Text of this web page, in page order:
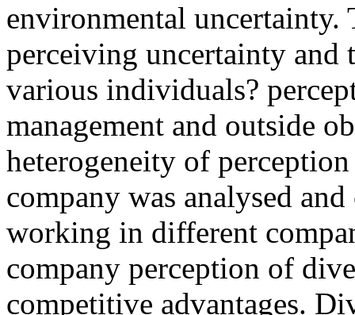
environmental
perceiving uncertainty and
various individuals?
management and outside
heterogeneity of
company was analysed
working in different
company perception of
competitive advantages.